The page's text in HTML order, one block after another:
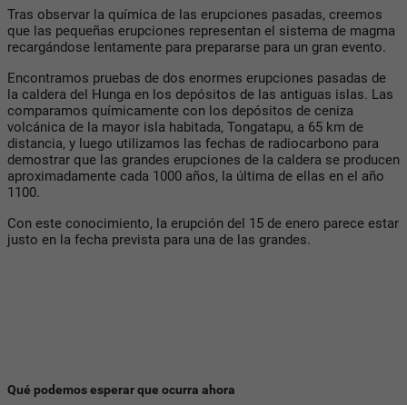
Tras observar la química de las erupciones pasadas, creemos
que las pequeñas erupciones representan el sistema de magma
recargándose lentamente para prepararse para un gran evento.
Encontramos pruebas de dos enormes erupciones pasadas de
la caldera del Hunga en los depósitos de las antiguas islas. Las
comparamos químicamente con los depósitos de ceniza
volcánica de la mayor isla habitada, Tongatapu, a 65 km de
distancia, y luego utilizamos las fechas de radiocarbono para
demostrar que las grandes erupciones de la caldera se producen
aproximadamente cada 1000 años, la última de ellas en el año
1100.
Con este conocimiento, la erupción del 15 de enero parece estar
justo en la fecha prevista para una de las grandes.
Qué podemos esperar que ocurra ahora